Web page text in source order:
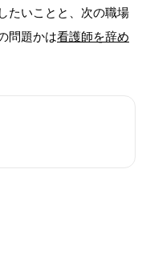
たいことと、次の職場
問題かは看護師を辞め